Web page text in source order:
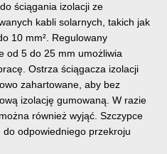
ściągania izolacji ze
kabli solarnych, takich jak
10 mm². Regulowany
od 5 do 25 mm umożliwia
Ostrza ściągacza izolacji
zahartowane, aby bez
izolację gumowaną. W razie
również wyjąć. Szczypce
odpowiedniego przekroju